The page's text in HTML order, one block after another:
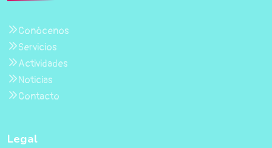
Conócenos
Servicios
Actividades
Noticias
Contacto
Legal